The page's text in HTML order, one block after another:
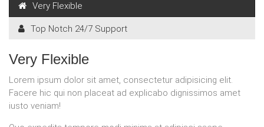
Very Flexible
Top Notch 24/7 Support
Very Flexible
Lorem ipsum dolor sit amet, consectetur adipisicing elit.
Facere hic qui non placeat ad explicabo dignissimos amet
iusto veniam!